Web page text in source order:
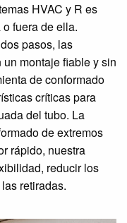
HVAC y R es
fuera de ella.
pasos, las
montaje fiable y sin
de conformado
críticas para
del tubo. La
de extremos
rápido, nuestra
reducir los
retiradas.